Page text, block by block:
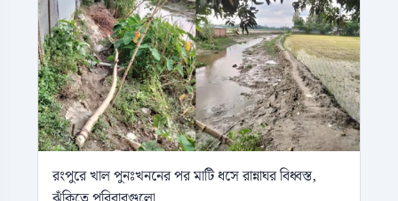
রংপুরে খাল পুনঃখননের পর মাটি ধসে রান্নাঘর বিধ্বস্ত,